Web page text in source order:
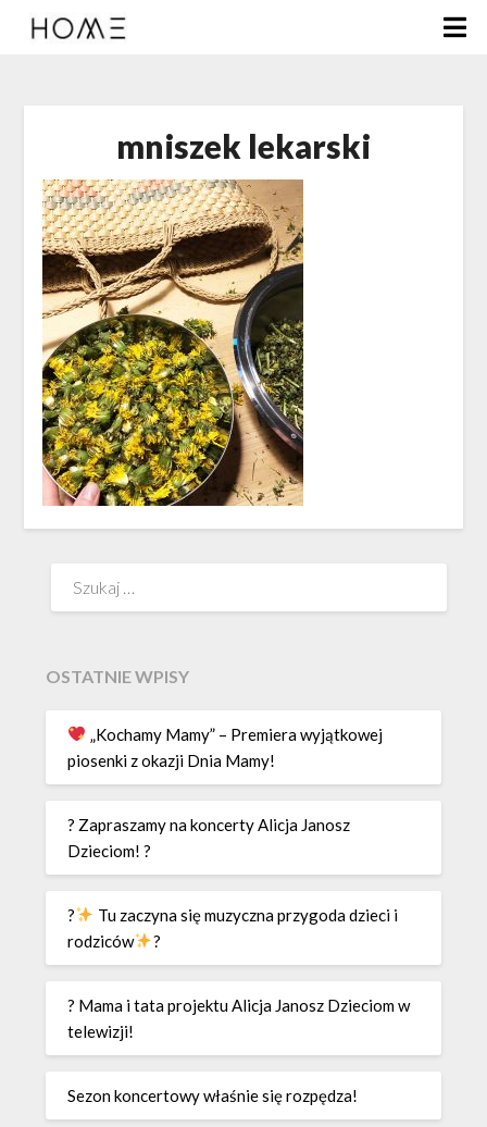
mniszek lekarski
OSTATNIE WPISY
„Kochamy Mamy” – Premiera wyjątkowej
piosenki z okazji Dnia Mamy!
? Zapraszamy na koncerty Alicja Janosz
Dzieciom! ?
?
Tu zaczyna się muzyczna przygoda dzieci i
rodziców
?
? Mama i tata projektu Alicja Janosz Dzieciom w
telewizji!
Sezon koncertowy właśnie się rozpędza!